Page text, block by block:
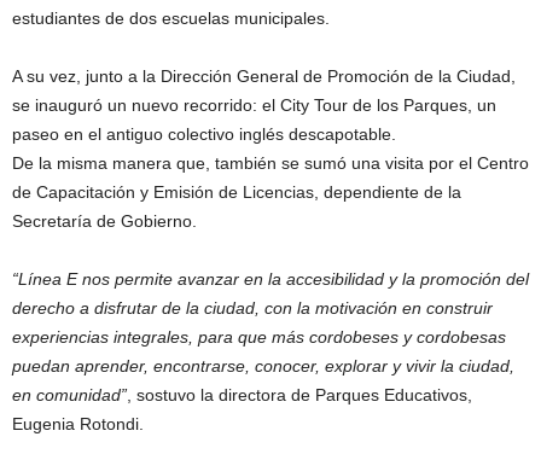
estudiantes de dos escuelas municipales.
A su vez, junto a la Dirección General de Promoción de la Ciudad,
se inauguró un nuevo recorrido: el City Tour de los Parques, un
paseo en el antiguo colectivo inglés descapotable.
De la misma manera que, también se sumó una visita por el Centro
de Capacitación y Emisión de Licencias, dependiente de la
Secretaría de Gobierno.
“Línea E nos permite avanzar en la accesibilidad y la promoción del
derecho a disfrutar de la ciudad, con la motivación en construir
experiencias integrales, para que más cordobeses y cordobesas
puedan aprender, encontrarse, conocer, explorar y vivir la ciudad,
en comunidad” , sostuvo la directora de Parques Educativos,
Eugenia Rotondi.